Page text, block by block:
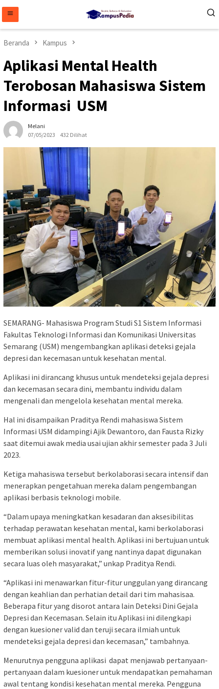
konten
Beranda Kampus
Aplikasi Mental Health
Terobosan Mahasiswa Sistem
Informasi USM
Melani
07/05/2023
432 Dilihat
SEMARANG- Mahasiswa Program Studi S1 Sistem Informasi
Fakultas Teknologi Informasi dan Komunikasi Universitas
Semarang (USM) mengembangkan aplikasi deteksi gejala
depresi dan kecemasan untuk kesehatan mental.
Aplikasi ini dirancang khusus untuk mendeteksi gejala depresi
dan kecemasan secara dini, membantu individu dalam
mengenali dan mengelola kesehatan mental mereka.
Hal ini disampaikan Praditya Rendi mahasiswa Sistem
Informasi USM didampingi Ajik Dewantoro, dan Fausta Rizky
saat ditemui awak media usai ujian akhir semester pada 3 Juli
2023.
Ketiga mahasiswa tersebut berkolaborasi secara intensif dan
menerapkan pengetahuan mereka dalam pengembangan
aplikasi berbasis teknologi mobile.
“Dalam upaya meningkatkan kesadaran dan aksesibilitas
terhadap perawatan kesehatan mental, kami berkolaborasi
membuat aplikasi mental health. Aplikasi ini bertujuan untuk
memberikan solusi inovatif yang nantinya dapat digunakan
secara luas oleh masyarakat,” unkap Praditya Rendi.
“Aplikasi ini menawarkan fitur-fitur unggulan yang dirancang
dengan keahlian dan perhatian detail dari tim mahasisaa.
Beberapa fitur yang disorot antara lain Deteksi Dini Gejala
Depresi dan Kecemasan. Selain itu Aplikasi ini dilengkapi
dengan kuesioner valid dan teruji secara ilmiah untuk
mendeteksi gejala depresi dan kecemasan,” tambahnya.
Menurutnya pengguna aplikasi dapat menjawab pertanyaan-
pertanyaan dalam kuesioner untuk mendapatkan pemahaman
awal tentang kondisi kesehatan mental mereka. Pengguna